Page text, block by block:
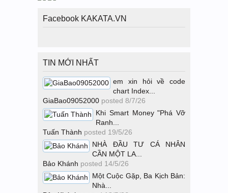
Facebook KAKATA.VN
TIN MỚI NHẤT
em xin hỏi về code
chart Index...
GiaBao09052000 posted 8/7/26
Khi Smart Money "Phá Vỡ
Ranh...
Tuấn Thành posted 19/5/26
NHÀ ĐẦU TƯ CÁ NHÂN
CẦN MỘT LA...
Bảo Khánh posted 14/5/26
Một Cuộc Gặp, Ba Kịch Bản:
Nhà...